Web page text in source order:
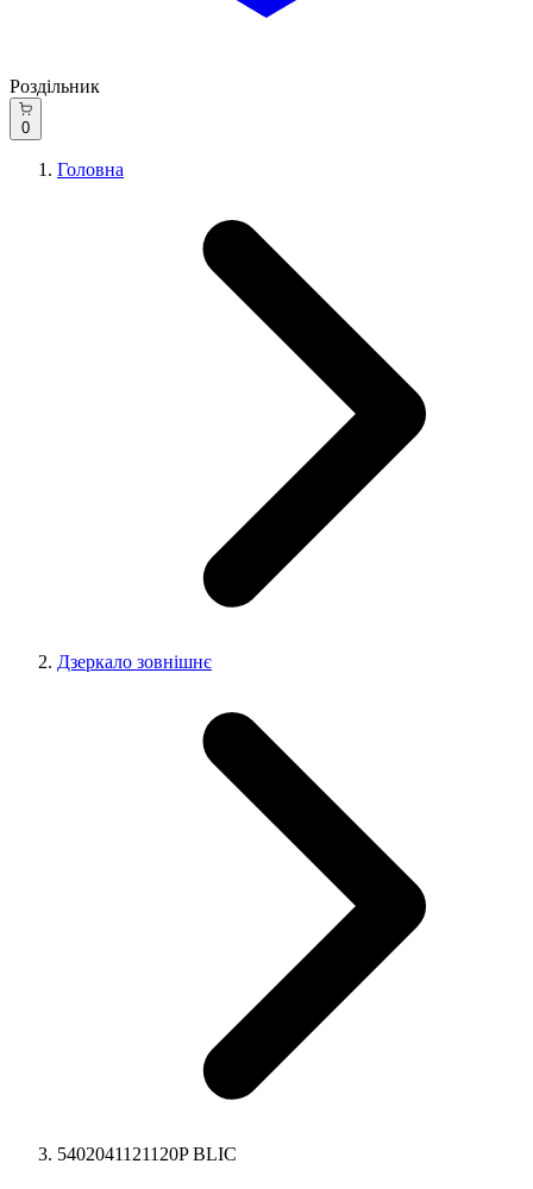
Роздільник
0
Головна
Дзеркало зовнішнє
5402041121120P BLIC